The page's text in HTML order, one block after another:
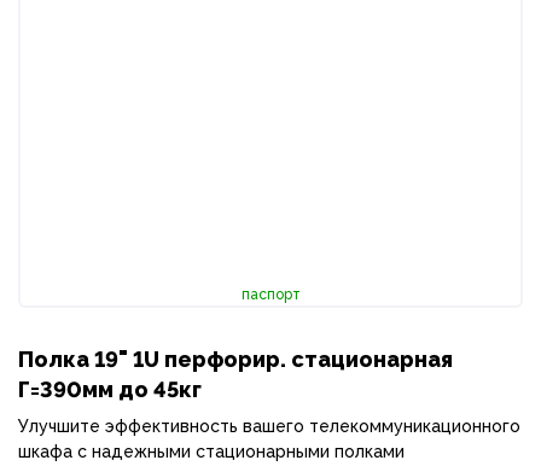
паспорт
Полка 19" 1U перфорир. стационарная
Г=390мм до 45кг
Улучшите эффективность вашего телекоммуникационного
шкафа с надежными стационарными полками